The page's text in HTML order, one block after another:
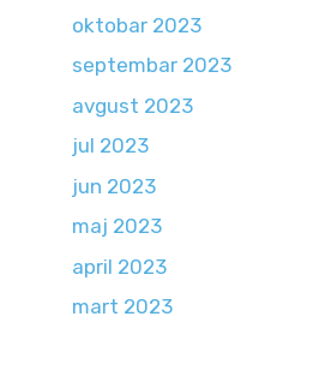
oktobar 2023
septembar 2023
avgust 2023
jul 2023
jun 2023
maj 2023
april 2023
mart 2023